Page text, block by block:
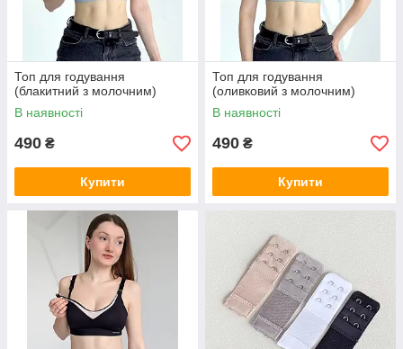
Топ для годування
(блакитний з молочним)
В наявності
490 ₴
Купити
Топ для годування
(оливковий з молочним)
В наявності
490 ₴
Купити